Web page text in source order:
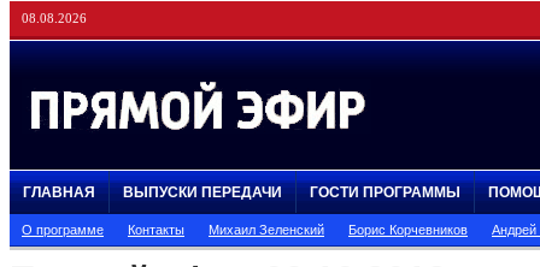
08.08.2026
ГЛАВНАЯ ВЫПУСКИ ПЕРЕДАЧИ ГОСТИ ПРОГРАММЫ
О программе Контакты Михаил Зеленский Борис Корчевников